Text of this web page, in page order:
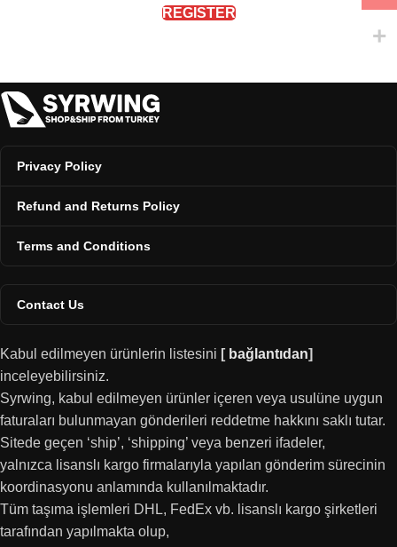
REGISTER
Privacy Policy
Refund and Returns Policy
Terms and Conditions
Contact Us
Kabul edilmeyen ürünlerin listesini [ bağlantıdan]
inceleyebilirsiniz.
Syrwing, kabul edilmeyen ürünler içeren veya usulüne uygun
faturaları bulunmayan gönderileri reddetme hakkını saklı tutar.
Sitede geçen ‘ship’, ‘shipping’ veya benzeri ifadeler,
yalnızca lisanslı kargo firmalarıyla yapılan gönderim sürecinin
koordinasyonu anlamında kullanılmaktadır.
Tüm taşıma işlemleri DHL, FedEx vb. lisanslı kargo şirketleri
tarafından yapılmakta olup,